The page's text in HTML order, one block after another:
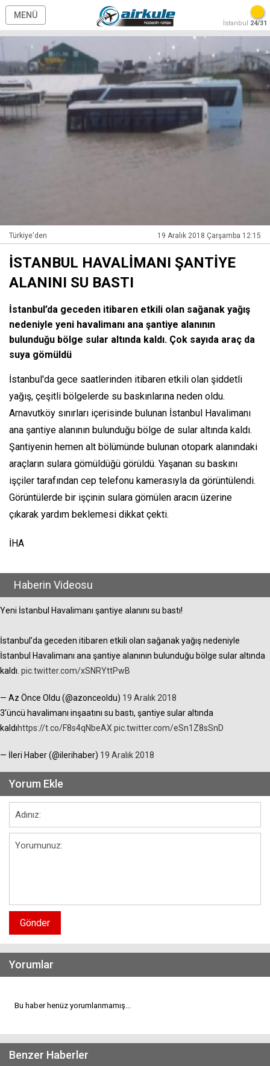
MENÜ
İstanbul 24/31
Türkiye'den 19 Aralık 2018 Çarşamba 12:15
İSTANBUL HAVALİMANI ŞANTİYE
ALANINI SU BASTI
İstanbul’da geceden itibaren etkili olan sağanak yağış
nedeniyle yeni havalimanı ana şantiye alanının
bulunduğu bölge sular altında kaldı. Çok sayıda araç da
suya gömüldü
İstanbul'da gece saatlerinden itibaren etkili olan şiddetli
yağış, çeşitli bölgelerde su baskınlarına neden oldu.
Arnavutköy sınırları içerisinde bulunan İstanbul Havalimanı
ana şantiye alanının bulunduğu bölge de sular altında kaldı.
Şantiyenin hemen alt bölümünde bulunan otopark alanındaki
araçların sulara gömüldüğü görüldü. Yaşanan su baskını
işçiler tarafından cep telefonu kamerasıyla da görüntülendi.
Görüntülerde bir işçinin sulara gömülen aracın üzerine
çıkarak yardım beklemesi dikkat çekti.
İHA
Haberin Videosu
Yeni İstanbul Havalimanı şantiye alanını su bastı!
İstanbul’da geceden itibaren etkili olan sağanak yağış nedeniyle
İstanbul Havalimanı ana şantiye alanının bulunduğu bölge sular altında
kaldı. pic.twitter.com/xSNRYttPwB
— Az Önce Oldu (@azonceoldu) 19 Aralık 2018
3'üncü havalimanı inşaatını su bastı, şantiye sular altında
kaldıhttps://t.co/F8s4qNbeAX pic.twitter.com/eSn1Z8sSnD
— İleri Haber (@ilerihaber) 19 Aralık 2018
Yorum Ekle
Gönder
Yorumlar
Bu haber henüz yorumlanmamış...
Benzer Haberler